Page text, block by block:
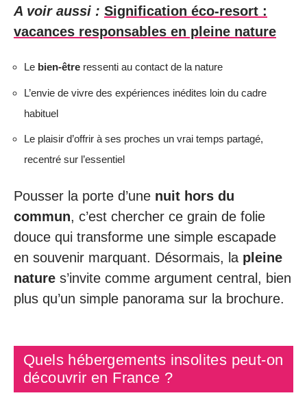
A voir aussi : Signification éco-resort :
vacances responsables en pleine nature
Le bien-être ressenti au contact de la nature
L’envie de vivre des expériences inédites loin du cadre
habituel
Le plaisir d’offrir à ses proches un vrai temps partagé,
recentré sur l’essentiel
Pousser la porte d’une nuit hors du
commun, c’est chercher ce grain de folie
douce qui transforme une simple escapade
en souvenir marquant. Désormais, la pleine
nature s’invite comme argument central, bien
plus qu’un simple panorama sur la brochure.
Quels hébergements insolites peut-on
découvrir en France ?